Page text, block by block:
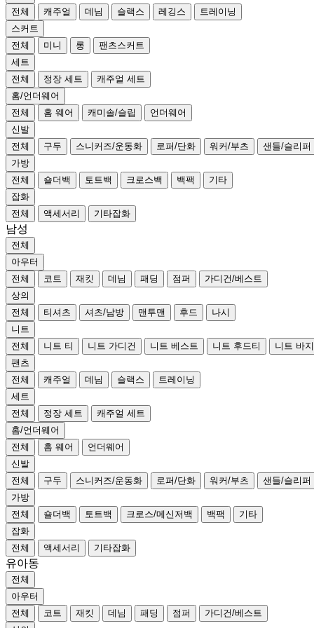
전체
캐주얼 데님 슬랙스 레깅스
트레이닝
스커트
전체
미니 롱
팬츠스커트
세트
전체
정장 세트
캐주얼 세트
홈/언더웨어
전체
홈 웨어 캐미솔/슬립
언더웨어
신발
전체
구두 스니커즈/운동화 로퍼/단화 워커/부츠
샌들/슬리퍼
가방
전체
숄더백 토트백 크로스백 백팩
기타
잡화
전체
액세서리 기타잡화
남성
전체
아우터
전체
코트 재킷 데님 패딩 점퍼
가디건/베스트
상의
전체
티셔츠 셔츠/남방 맨투맨 후드
나시
니트
전체
니트 티 니트 가디건 니트 베스트 니트 후드티
니트 바지
팬츠
전체
캐주얼 데님 슬랙스
트레이닝
세트
전체
정장 세트
캐주얼 세트
홈/언더웨어
전체
홈 웨어
언더웨어
신발
전체
구두 스니커즈/운동화 로퍼/단화 워커/부츠
샌들/슬리퍼
가방
전체
숄더백 토트백 크로스/메신저백 백팩
기타
잡화
전체
액세서리 기타잡화
유아동
전체
아우터
전체
코트 재킷 데님 패딩 점퍼
가디건/베스트